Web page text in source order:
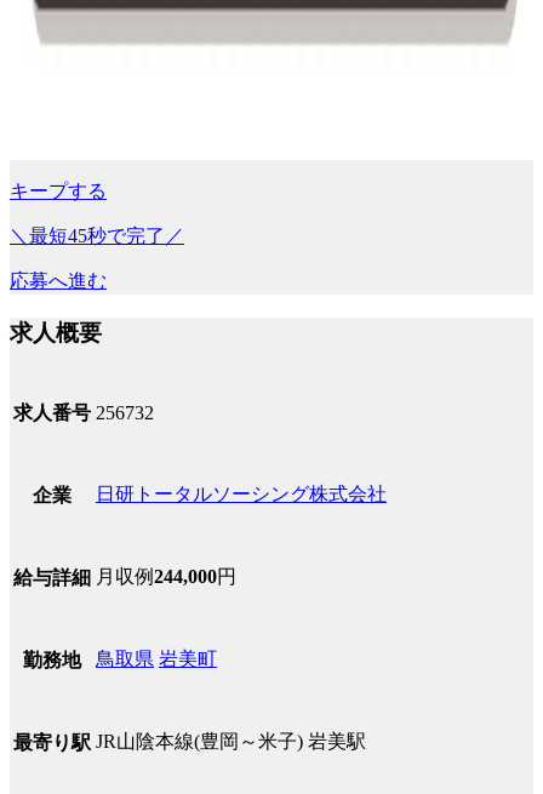
キープする
＼最短45秒で完了／
応募へ進む
求人概要
求人番号 256732
企業 日研トータルソーシング株式会社
給与詳細 月収例244,000円
勤務地 鳥取県 岩美町
最寄り駅 JR山陰本線(豊岡～米子) 岩美駅